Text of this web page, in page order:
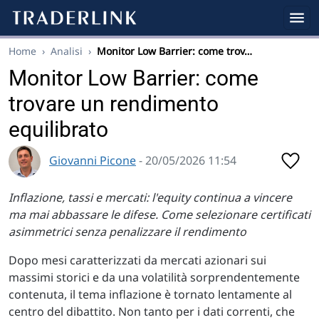
Home › Analisi › Monitor Low Barrier: come trov…
Monitor Low Barrier: come
trovare un rendimento
equilibrato
Giovanni Picone- 20/05/2026 11:54
Inflazione, tassi e mercati: l'equity continua a vincere
ma mai abbassare le difese. Come selezionare certificati
asimmetrici senza penalizzare il rendimento
Dopo mesi caratterizzati da mercati azionari sui
massimi storici e da una volatilità sorprendentemente
contenuta, il tema inflazione è tornato lentamente al
centro del dibattito. Non tanto per i dati correnti, che